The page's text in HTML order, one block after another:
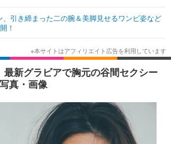
その他
韓国・芸能
スポーツ
その他
グルメ
ショッピング
引き締まった二の腕＆美脚見せるワンピ姿など
！
新グラビアで胸元の谷間セクシー
真・画像